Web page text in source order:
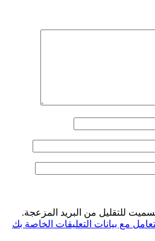
من البريد المزعجة.
بيانات التعليقات الخاصة بك